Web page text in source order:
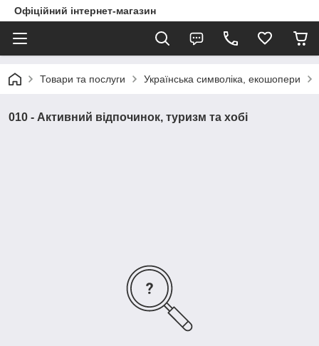
Офіційний інтернет-магазин
Товари та послуги Українська символіка, екошопери
010 - Активний відпочинок, туризм та хобі